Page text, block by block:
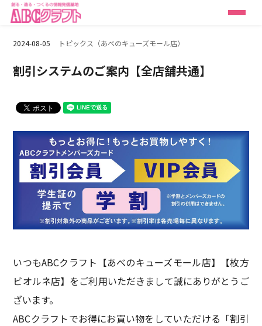
2024-08-05 トピックス（あべのキューズモール店）
割引システムのご案内【全店舗共通】
いつもABCクラフト【あべのキューズモール店】【枚方
ビオルネ店】をご利用いただきまして誠にありがとうご
ざいます。
ABCクラフトでお得にお買い物をしていただける「割引